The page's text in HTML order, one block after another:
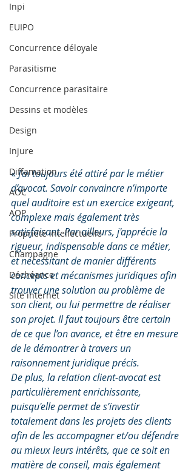
Inpi
EUIPO
Concurrence déloyale
Parasitisme
Concurrence parasitaire
Dessins et modèles
Design
Injure
Diffamation
AOC
AOP
Propriété intellectuelle
Champagne
Déchéance
Site internet
« J’ai toujours été attiré par le métier
d’avocat. Savoir convaincre n’importe
quel auditoire est un exercice exigeant,
complexe mais également très
satisfaisant. Par ailleurs, j'apprécie la
rigueur, indispensable dans ce métier,
et nécessitant de manier différents
concepts et mécanismes juridiques afin
trouver une solution au problème de
son client, ou lui permettre de réaliser
son projet. Il faut toujours être certain
de ce que l’on avance, et être en mesure
de le démontrer à travers un
raisonnement juridique précis.
De plus, la relation client-avocat est
particulièrement enrichissante,
puisqu'elle permet de s’investir
totalement dans les projets des clients
afin de les accompagner et/ou défendre
au mieux leurs intérêts, que ce soit en
matière de conseil, mais également